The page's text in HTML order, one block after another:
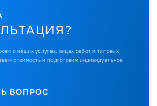
о наших услугах, видах работ и типовых
стоимость и подготовим индивидуальное
ВОПРОС